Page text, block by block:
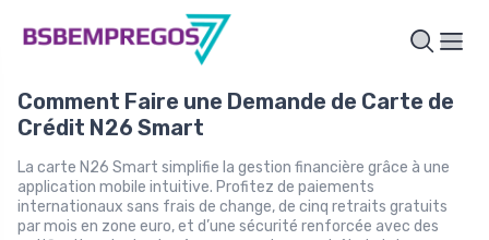
Comment Faire une Demande de Carte de
Crédit N26 Smart
La carte N26 Smart simplifie la gestion financière grâce à une
application mobile intuitive. Profitez de paiements
internationaux sans frais de change, de cinq retraits gratuits
par mois en zone euro, et d’une sécurité renforcée avec des